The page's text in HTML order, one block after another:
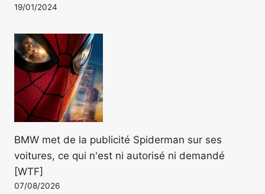
19/01/2024
BMW met de la publicité Spiderman sur ses
voitures, ce qui n'est ni autorisé ni demandé
[WTF]
07/08/2026